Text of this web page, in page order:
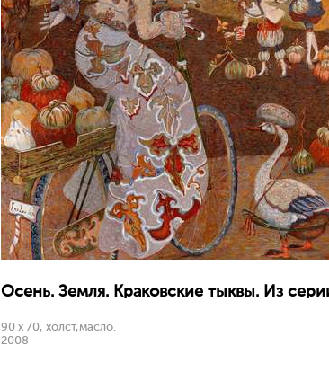
Осень. Земля. Краковские тыквы. Из
90 х 70, холст,масло.
2008